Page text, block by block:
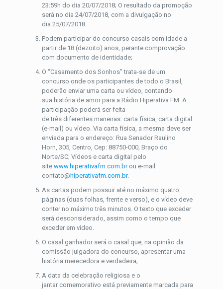
23:59h do dia 20/07/2018; O resultado da promoção
será no dia 24/07/2018, com a divulgação no
dia 25/07/2018.
Podem participar do concurso casais com idade a
partir de 18 (dezoito) anos, perante comprovação
com documento de identidade;
O “Casamento dos Sonhos” trata-se de um
concurso onde os participantes de todo o Brasil,
poderão enviar uma carta ou vídeo, contando
sua história de amor para a Rádio Hiperativa FM. A
participação poderá ser feita
de três diferentes maneiras: carta física, carta digital
(e-mail) ou vídeo. Via carta física, a mesma deve ser
enviada para o endereço: Rua Senador Raulino
Horn, 305, Centro, Cep: 88750-000, Braço do
Norte/SC; Vídeos e carta digital pelo
sitewww.hiperativafm.com.brou e-mail:
contato@ hiperativafm.com.br.
As cartas podem possuir até no máximo quatro
páginas (duas folhas, frente e verso), e o vídeo deve
conter no máximo três minutos. O texto que exceder
será desconsiderado, assim como o tempo que
exceder em vídeo.
O casal ganhador será o casal que, na opinião da
comissão julgadora do concurso, apresentar uma
história merecedora e verdadeira;
A data da celebração religiosa e o
jantar comemorativo está previamente marcada para